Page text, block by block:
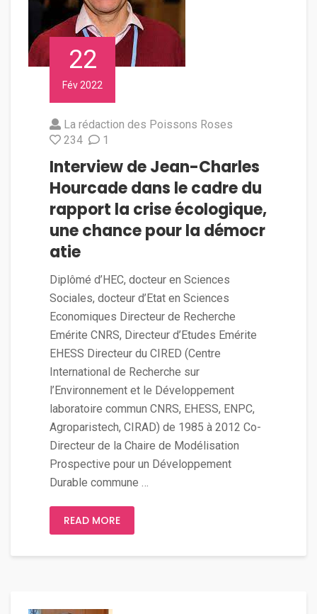
22
Fév 2022
La rédaction des Poissons Roses
234
1
Interview de Jean-Charles
Hourcade dans le cadre du
rapport la crise écologique,
une chance pour la démocr
atie
Diplômé d’HEC, docteur en Sciences
Sociales, docteur d’Etat en Sciences
Economiques Directeur de Recherche
Emérite CNRS, Directeur d’Etudes Emérite
EHESS Directeur du CIRED (Centre
International de Recherche sur
l’Environnement et le Développement
laboratoire commun CNRS, EHESS, ENPC,
Agroparistech, CIRAD) de 1985 à 2012 Co-
Directeur de la Chaire de Modélisation
Prospective pour un Développement
Durable commune …
READ MORE